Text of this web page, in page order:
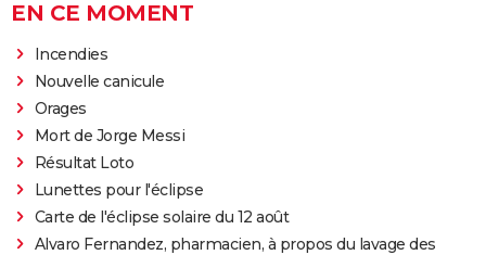
EN CE MOMENT
Incendies
Nouvelle canicule
Orages
Mort de Jorge Messi
Résultat Loto
Lunettes pour l'éclipse
Carte de l'éclipse solaire du 12 août
Alvaro Fernandez, pharmacien, à propos du lavage des